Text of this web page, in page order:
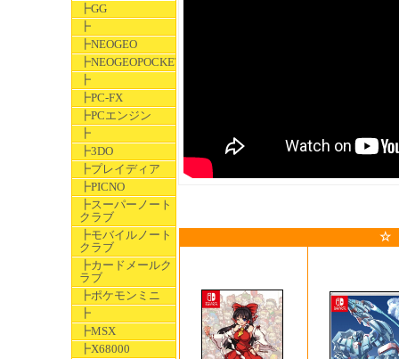
┣GG
┣
┣NEOGEO
┣NEOGEOPOCKET
┣
┣PC-FX
┣PCエンジン
┣
┣3DO
┣プレイディア
┣PICNO
┣スーパーノート
クラブ
┣モバイルノート
クラブ
┣カードメールク
ラブ
┣ポケモンミニ
┣
┣MSX
┣X68000
☆